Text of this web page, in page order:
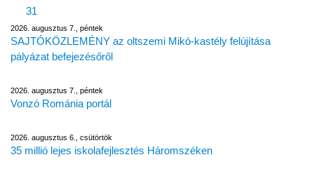
31
2026. augusztus 7., péntek
SAJTÓKÖZLEMÉNY az oltszemi Mikó-kastély felújítása
pályázat befejezésőről
2026. augusztus 7., péntek
Vonzó Románia portál
2026. augusztus 6., csütörtök
35 millió lejes iskolafejlesztés Háromszéken